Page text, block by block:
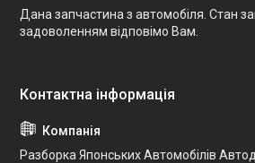
Дана запчастина з автомобіля. Стан
задоволенням відповімо Вам.
Разборка Японських Автомобілів